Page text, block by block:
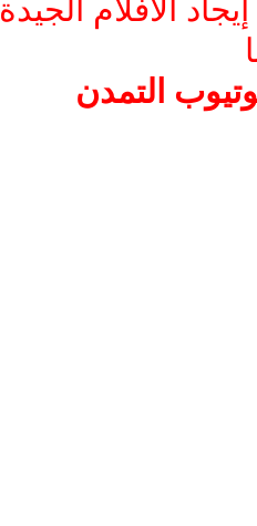
الأفلام الجيدة
التمدن